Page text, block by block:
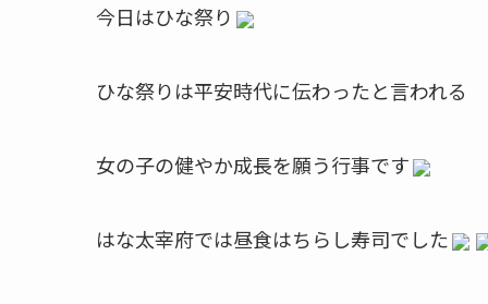
今日はひな祭り
ひな祭りは平安時代に伝わったと言われる
女の子の健やか成長を願う行事です
はな太宰府では昼食はちらし寿司でした